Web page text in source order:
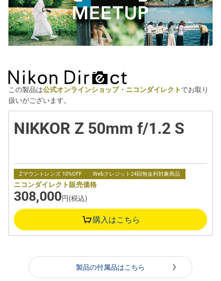
この製品は公式オンラインショップ・ニコンダイレクトでお取り
扱いがございます。
NIKKOR Z 50mm f/1.2 S
Zマウントレンズ 10%OFF Webクレジット24回無金利対象商品
ニコンダイレクト販売価格
308,000円(税込)
購入はこちら
製品の付属品はこちら